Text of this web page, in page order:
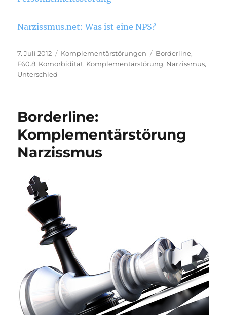
Narzissmus.net: Was ist eine NPS?
Veröffentlicht
am
7. Juli 2012 Kategorien
Komplementärstörungen Schlagwörter
Borderline,
F60.8, Komorbidität, Komplementärstörung, Narzissmus,
Unterschied
Borderline:
Komplementärstörung
Narzissmus